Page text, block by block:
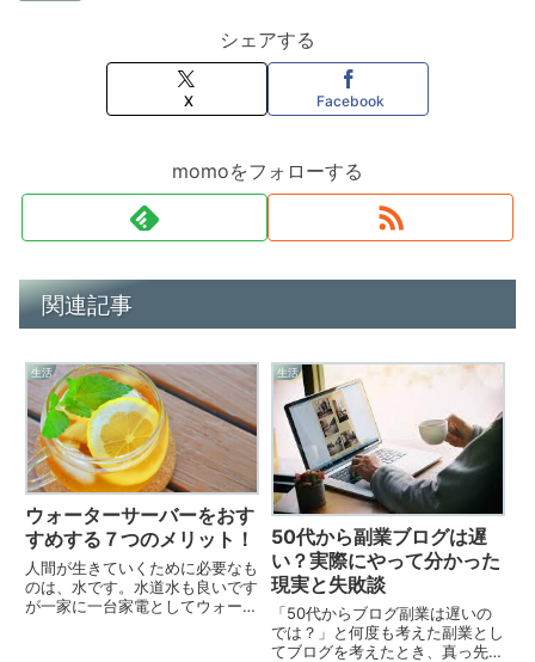
シェアする
X Facebook
momoをフォローする
関連記事
生活
ウォーターサーバーをおす
すめする７つのメリット！
人間が生きていくために必要なも
のは、水です。水道水も良いです
が一家に一台家電としてウォータ
生活
50代から副業ブログは遅
い？実際にやって分かった
現実と失敗談
「50代からブログ副業は遅いの
では？」と何度も考えた副業とし
てブログを考えたとき、真っ先に